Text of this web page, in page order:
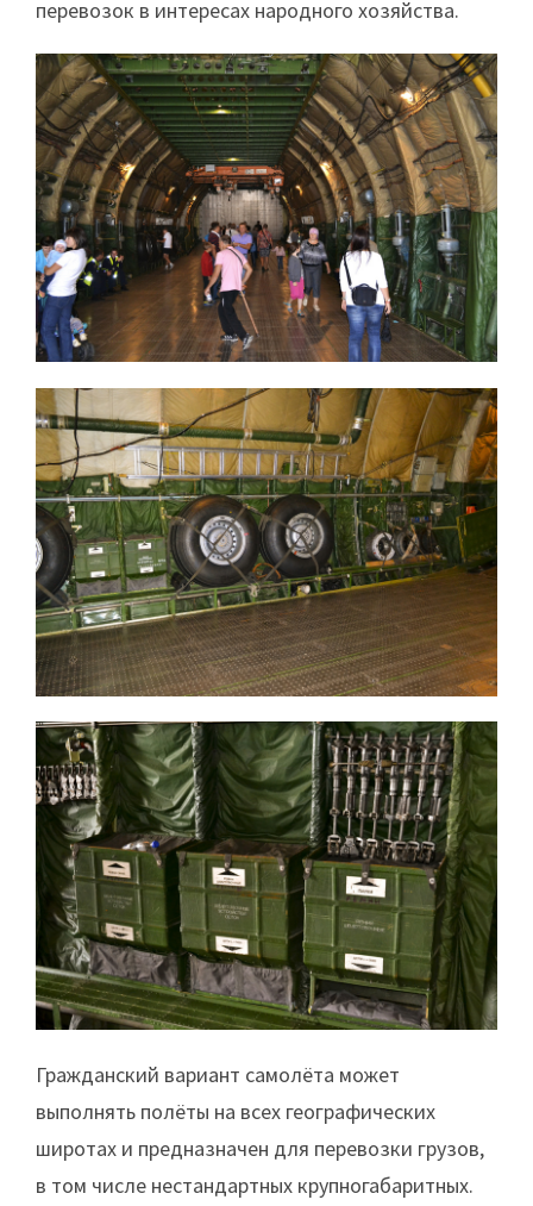
перевозок в интересах народного хозяйства.
Гражданский вариант самолёта может
выполнять полёты на всех географических
широтах и предназначен для перевозки грузов,
в том числе нестандартных крупногабаритных.